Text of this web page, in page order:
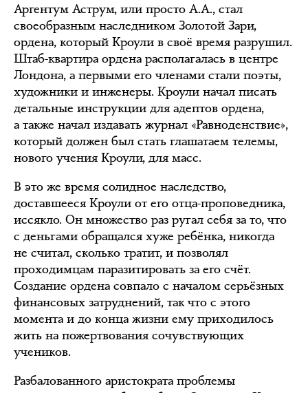
Аргентум Аструм, или просто А.А., стал
своеобразным наследником Золотой Зари,
ордена, который Кроули в своё время разрушил.
Штаб-квартира ордена располагалась в центре
Лондона, а первыми его членами стали поэты,
художники и инженеры. Кроули начал писать
детальные инструкции для адептов ордена,
а также начал издавать журнал «Равноденствие»,
который должен был стать глашатаем телемы,
нового учения Кроули, для масс.
В это же время солидное наследство,
доставшееся Кроули от его отца-проповедника,
иссякло. Он множество раз ругал себя за то, что
с деньгами обращался хуже ребёнка, никогда
не считал, сколько тратит, и позволял
проходимцам паразитировать за его счёт.
Создание ордена совпало с началом серьёзных
финансовых затруднений, так что с этого
момента и до конца жизни ему приходилось
жить на пожертвования сочувствующих
учеников.
Разбалованного аристократа проблемы